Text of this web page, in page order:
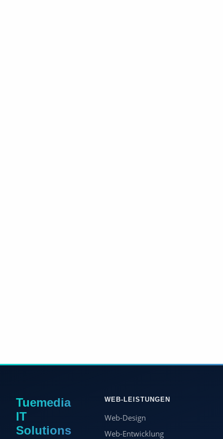
Tuemedia
IT
Solutions
WEB-LEISTUNGEN
Web-Design
Web-Entwicklung